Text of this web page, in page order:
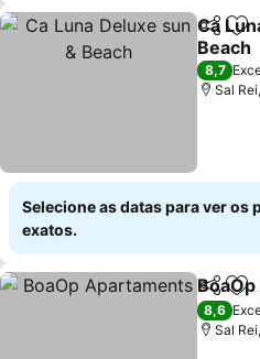
Ca
Beach
Ver
8,7
Sal
Selecione as datas para ver os
exatos.
8,6
Sal